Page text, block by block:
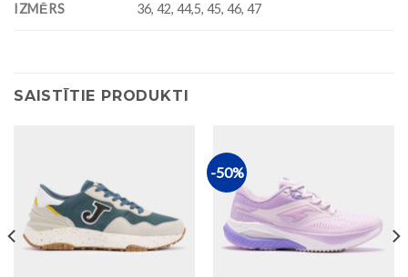
IZMĒRS 36, 42, 44,5, 45, 46, 47
SAISTĪTIE PRODUKTI
-50%